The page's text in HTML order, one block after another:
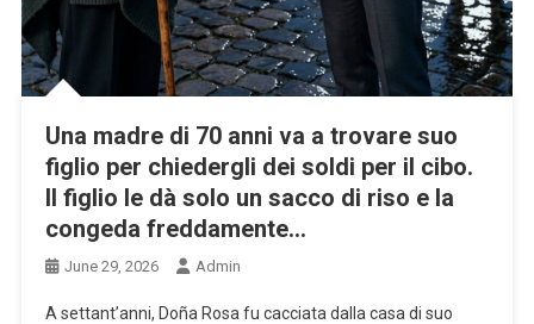
Una madre di 70 anni va a trovare suo
figlio per chiedergli dei soldi per il cibo.
Il figlio le dà solo un sacco di riso e la
congeda freddamente…
June 29, 2026 Admin
A settant’anni, Doña Rosa fu cacciata dalla casa di suo